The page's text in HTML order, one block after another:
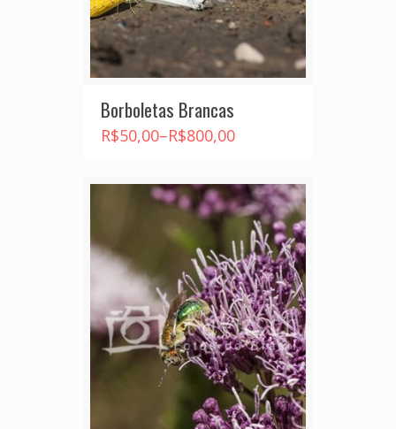
Borboletas Brancas
R$50,00–R$800,00